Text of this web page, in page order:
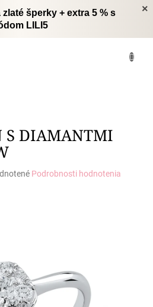
×
šperky + extra 5 % s
LILI5
S DIAMANTMI
Podrobnosti hodnotenia